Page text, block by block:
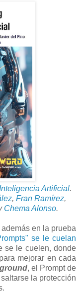
Artificial.
, Fran Ramírez,
Chema Alonso.
en la prueba
se le cuelan
se le cuelen, donde
mejorar en cada
, el Prompt de
la protección